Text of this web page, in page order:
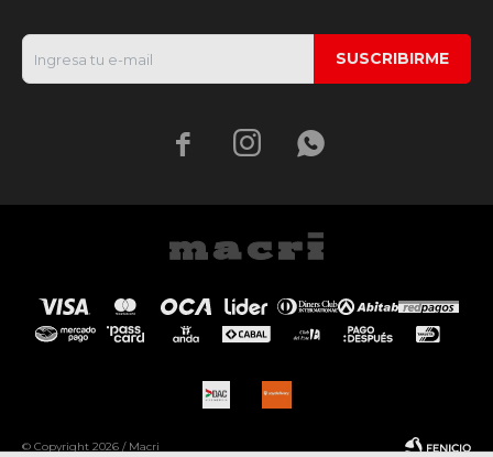
SUSCRIBIRME
  
© Copyright 2026 / Macri